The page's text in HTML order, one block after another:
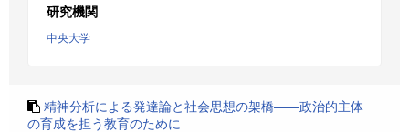
研究機関
中央大学
精神分析による発達論と社会思想の架橋――政治的主体
の育成を担う教育のために